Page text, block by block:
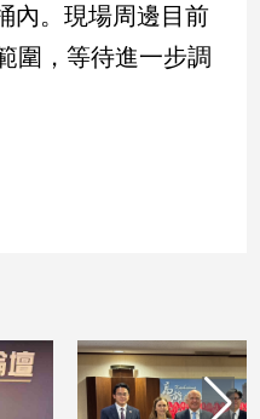
內。現場周邊目前
圍，等待進一步調